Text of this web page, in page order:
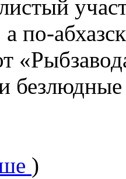
по-
)